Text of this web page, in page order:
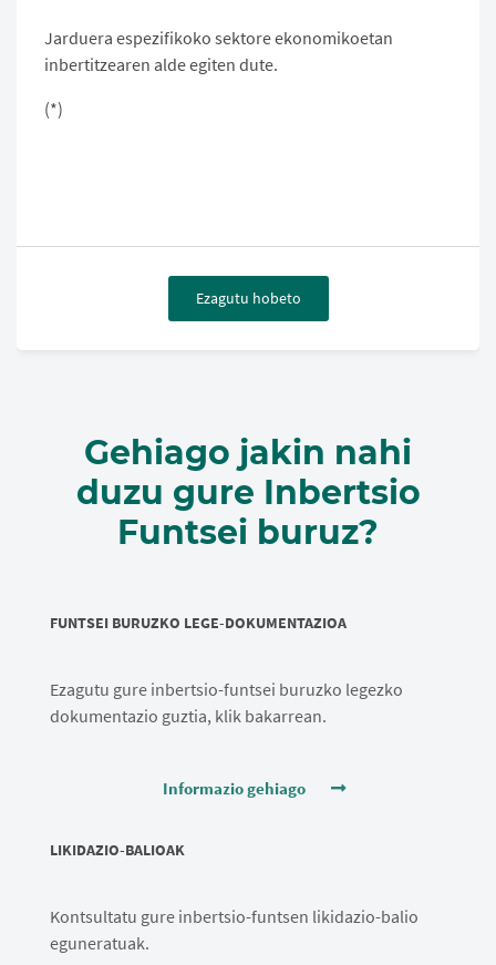
Jarduera espezifikoko sektore ekonomikoetan
inbertitzearen alde egiten dute.
(*)
Ezagutu hobeto
Gehiago jakin nahi
duzu gure Inbertsio
Funtsei buruz?
FUNTSEI BURUZKO LEGE-DOKUMENTAZIOA
Ezagutu gure inbertsio-funtsei buruzko legezko
dokumentazio guztia, klik bakarrean.
Informazio gehiago
LIKIDAZIO-BALIOAK
Kontsultatu gure inbertsio-funtsen likidazio-balio
eguneratuak.